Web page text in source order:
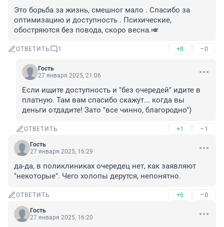
Это борьба за жизнь, смешног мало . Спасибо за
оптимизацию и доступность . Психические,
обостряются без повода, скоро весна.🎺
ОТВЕТИТЬ 1 +8 –0
Гость
27 января 2025, 21:06
Если ищите доступность и "без очередей" идите в
платную. Там вам спасибо скажут... когда вы
деньги отдадите! Зато "все чинно, благородно")
ОТВЕТИТЬ +1 –1
Гость
27 января 2025, 16:29
да-да, в поликлиниках очередец нет, как заявляют
"некоторые". Чего холопы дерутся, непонятно.
ОТВЕТИТЬ +6 –0
Гость
27 января 2025, 16:20